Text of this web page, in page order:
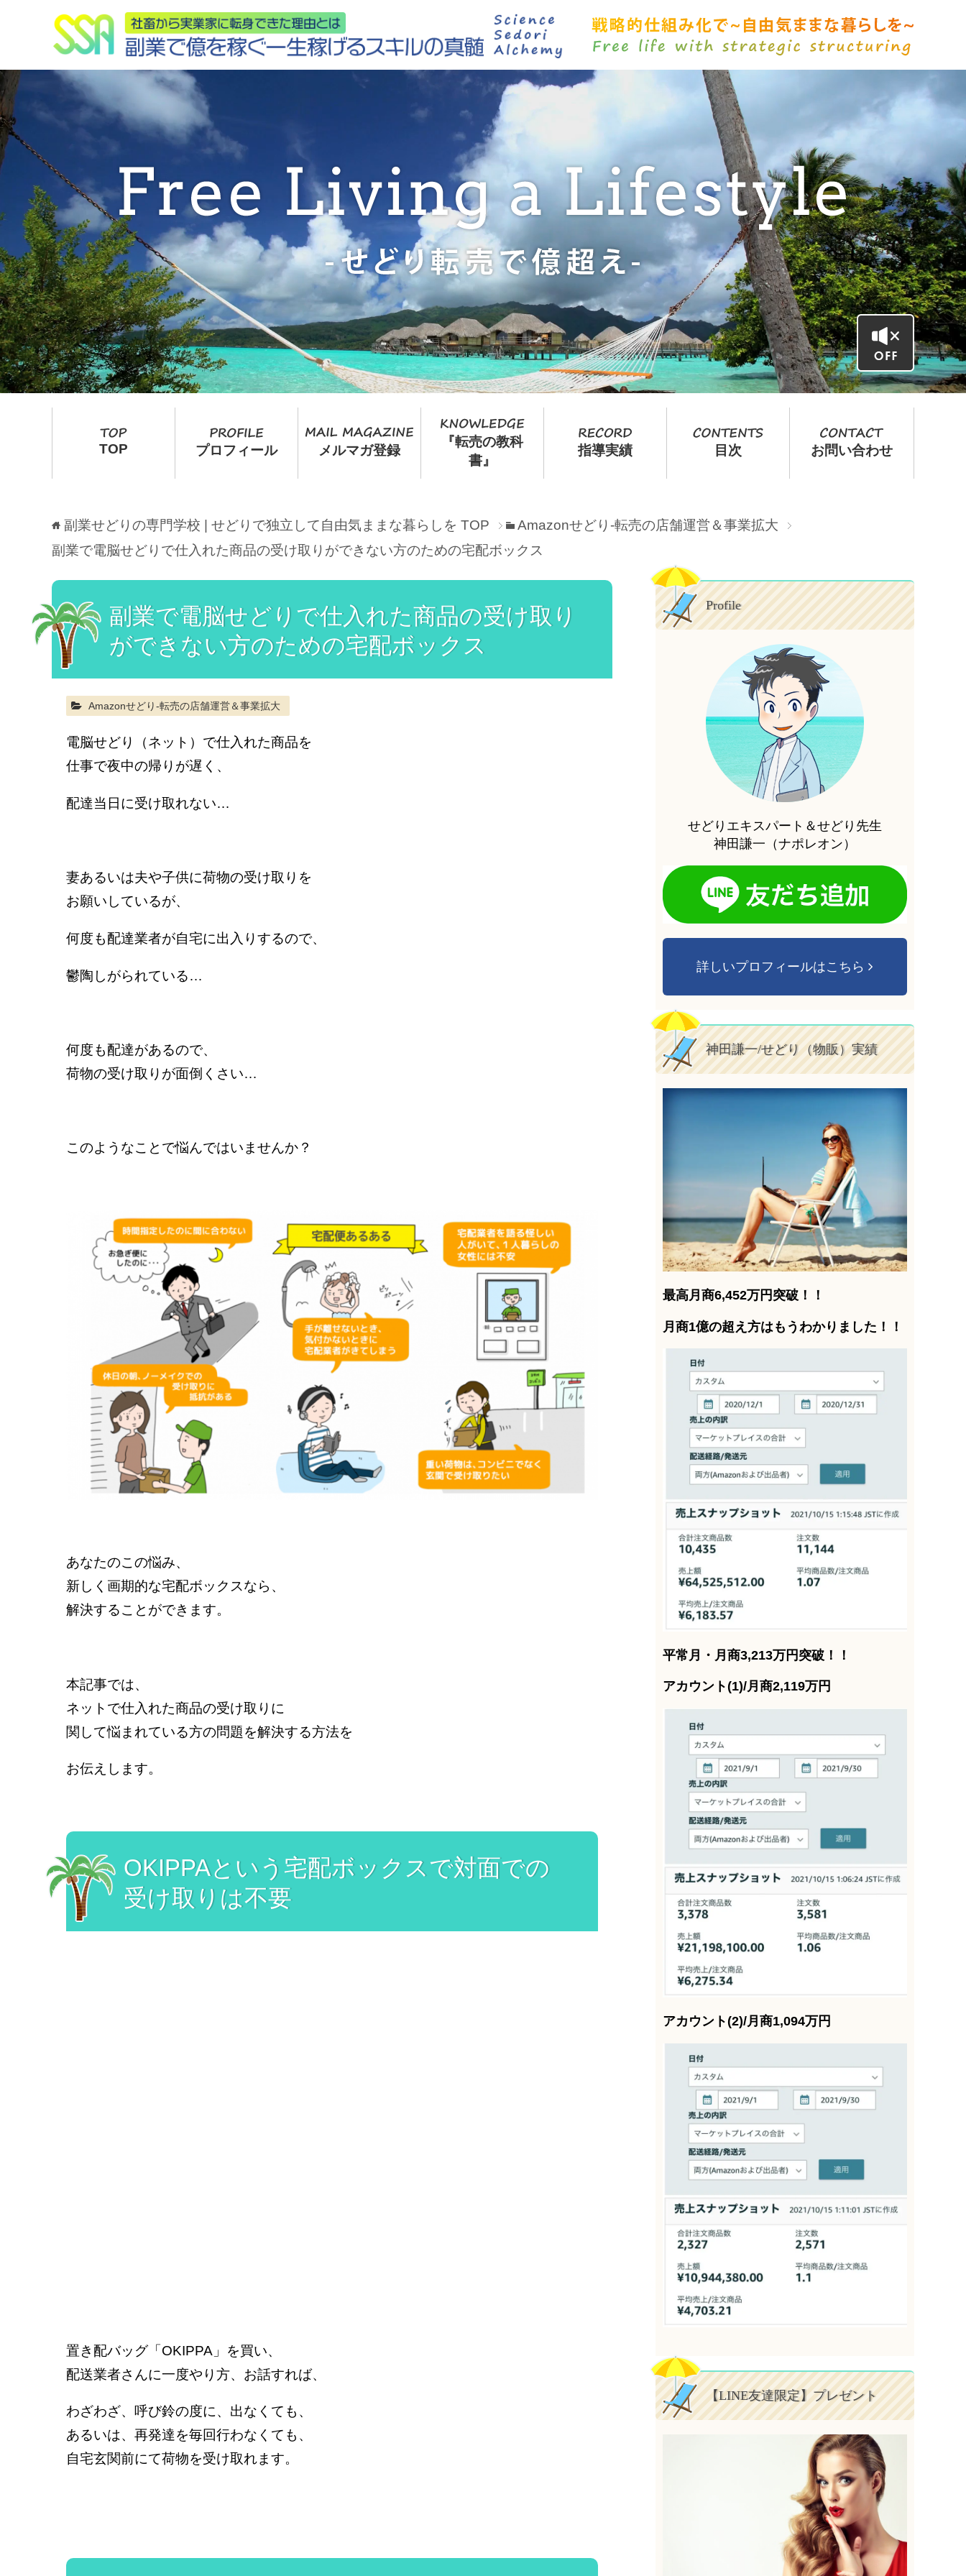
TOP プロフィール メルマガ登録
『転売の教科
書』
指導実績 目次 お問い合わせ
副業せどりの専門学校 | せどりで独立して自由気ままな暮らしを TOP
Amazonせどり-転売の店舗運営＆事業拡大
副業で電脳せどりで仕入れた商品の受け取りができない方のための宅配ボックス
副業で電脳せどりで仕入れた商品の受け取り
ができない方のための宅配ボックス
Amazonせどり-転売の店舗運営＆事業拡大
電脳せどり（ネット）で仕入れた商品を
仕事で夜中の帰りが遅く、
配達当日に受け取れない…
妻あるいは夫や子供に荷物の受け取りを
お願いしているが、
何度も配達業者が自宅に出入りするので、
鬱陶しがられている…
何度も配達があるので、
荷物の受け取りが面倒くさい…
このようなことで悩んではいませんか？
あなたのこの悩み、
新しく画期的な宅配ボックスなら、
解決することができます。
本記事では、
ネットで仕入れた商品の受け取りに
関して悩まれている方の問題を解決する方法を
お伝えします。
OKIPPAという宅配ボックスで対面での
受け取りは不要
置き配バッグ「OKIPPA」を買い、
配送業者さんに一度やり方、お話すれば、
わざわざ、呼び鈴の度に、出なくても、
あるいは、再発達を毎回行わなくても、
自宅玄関前にて荷物を受け取れます。
Profile
せどりエキスパート＆せどり先生
神田謙一（ナポレオン）
詳しいプロフィールはこちら
神田謙一/せどり（物販）実績
最高月商6,452万円突破！！
月商1億の超え方はもうわかりました！！
平常月・月商3,213万円突破！！
アカウント(1)/月商2,119万円
アカウント(2)/月商1,094万円
【LINE友達限定】プレゼント